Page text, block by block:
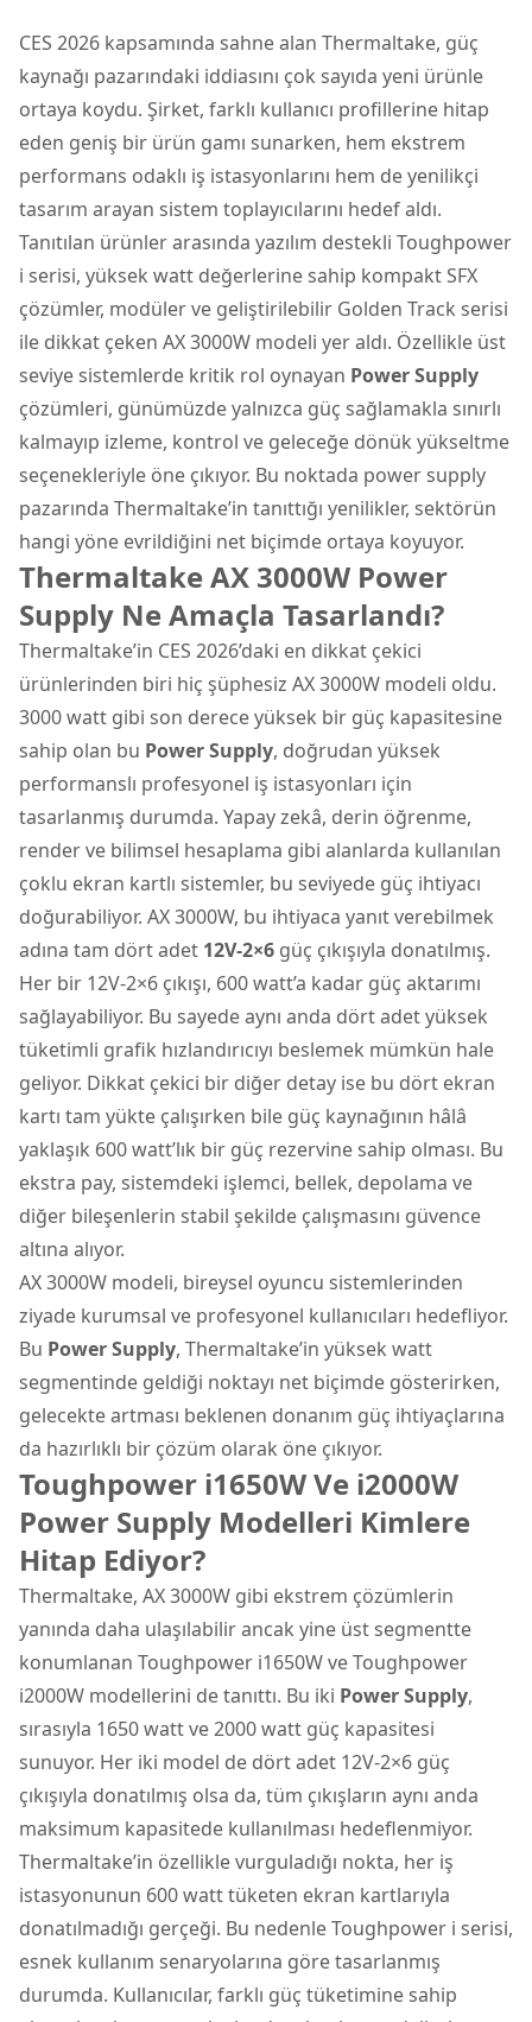
CES 2026 kapsamında sahne alan Thermaltake, güç
kaynağı pazarındaki iddiasını çok sayıda yeni ürünle
ortaya koydu. Şirket, farklı kullanıcı profillerine hitap
eden geniş bir ürün gamı sunarken, hem ekstrem
performans odaklı iş istasyonlarını hem de yenilikçi
tasarım arayan sistem toplayıcılarını hedef aldı.
Tanıtılan ürünler arasında yazılım destekli Toughpower
i serisi, yüksek watt değerlerine sahip kompakt SFX
çözümler, modüler ve geliştirilebilir Golden Track serisi
ile dikkat çeken AX 3000W modeli yer aldı. Özellikle üst
seviye sistemlerde kritik rol oynayan Power Supply
çözümleri, günümüzde yalnızca güç sağlamakla sınırlı
kalmayıp izleme, kontrol ve geleceğe dönük yükseltme
seçenekleriyle öne çıkıyor. Bu noktada power supply
pazarında Thermaltake’in tanıttığı yenilikler, sektörün
hangi yöne evrildiğini net biçimde ortaya koyuyor.
Thermaltake AX 3000W Power
Supply Ne Amaçla Tasarlandı?
Thermaltake’in CES 2026’daki en dikkat çekici
ürünlerinden biri hiç şüphesiz AX 3000W modeli oldu.
3000 watt gibi son derece yüksek bir güç kapasitesine
sahip olan bu Power Supply, doğrudan yüksek
performanslı profesyonel iş istasyonları için
tasarlanmış durumda. Yapay zekâ, derin öğrenme,
render ve bilimsel hesaplama gibi alanlarda kullanılan
çoklu ekran kartlı sistemler, bu seviyede güç ihtiyacı
doğurabiliyor. AX 3000W, bu ihtiyaca yanıt verebilmek
adına tam dört adet 12V-2×6 güç çıkışıyla donatılmış.
Her bir 12V-2×6 çıkışı, 600 watt’a kadar güç aktarımı
sağlayabiliyor. Bu sayede aynı anda dört adet yüksek
tüketimli grafik hızlandırıcıyı beslemek mümkün hale
geliyor. Dikkat çekici bir diğer detay ise bu dört ekran
kartı tam yükte çalışırken bile güç kaynağının hâlâ
yaklaşık 600 watt’lık bir güç rezervine sahip olması. Bu
ekstra pay, sistemdeki işlemci, bellek, depolama ve
diğer bileşenlerin stabil şekilde çalışmasını güvence
altına alıyor.
AX 3000W modeli, bireysel oyuncu sistemlerinden
ziyade kurumsal ve profesyonel kullanıcıları hedefliyor.
Bu Power Supply, Thermaltake’in yüksek watt
segmentinde geldiği noktayı net biçimde gösterirken,
gelecekte artması beklenen donanım güç ihtiyaçlarına
da hazırlıklı bir çözüm olarak öne çıkıyor.
Toughpower i1650W Ve i2000W
Power Supply Modelleri Kimlere
Hitap Ediyor?
Thermaltake, AX 3000W gibi ekstrem çözümlerin
yanında daha ulaşılabilir ancak yine üst segmentte
konumlanan Toughpower i1650W ve Toughpower
i2000W modellerini de tanıttı. Bu iki Power Supply,
sırasıyla 1650 watt ve 2000 watt güç kapasitesi
sunuyor. Her iki model de dört adet 12V-2×6 güç
çıkışıyla donatılmış olsa da, tüm çıkışların aynı anda
maksimum kapasitede kullanılması hedeflenmiyor.
Thermaltake’in özellikle vurguladığı nokta, her iş
istasyonunun 600 watt tüketen ekran kartlarıyla
donatılmadığı gerçeği. Bu nedenle Toughpower i serisi,
esnek kullanım senaryolarına göre tasarlanmış
durumda. Kullanıcılar, farklı güç tüketimine sahip